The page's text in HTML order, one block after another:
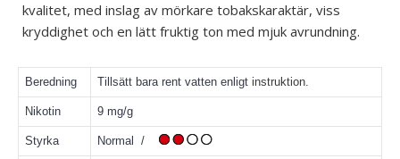
kvalitet, med inslag av mörkare tobakskaraktär, viss
kryddighet och en lätt fruktig ton med mjuk avrundning.
Beredning Tillsätt bara rent vatten enligt instruktion.
Nikotin 9 mg/g
Styrka Normal /